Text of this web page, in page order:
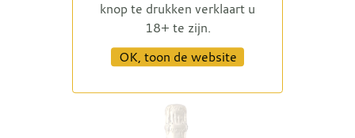
knop te drukken verklaart u
18+ te zijn.
OK, toon de website